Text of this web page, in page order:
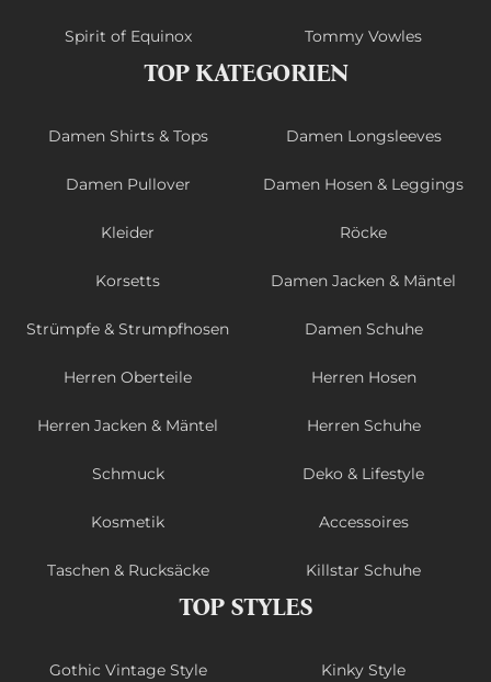
Spirit of Equinox Tommy Vowles
TOP KATEGORIEN
Damen Shirts & Tops Damen Longsleeves
Damen Pullover Damen Hosen & Leggings
Kleider Röcke
Korsetts Damen Jacken & Mäntel
Strümpfe & Strumpfhosen Damen Schuhe
Herren Oberteile Herren Hosen
Herren Jacken & Mäntel Herren Schuhe
Schmuck Deko & Lifestyle
Kosmetik Accessoires
Taschen & Rucksäcke Killstar Schuhe
TOP STYLES
Gothic Vintage Style Kinky Style